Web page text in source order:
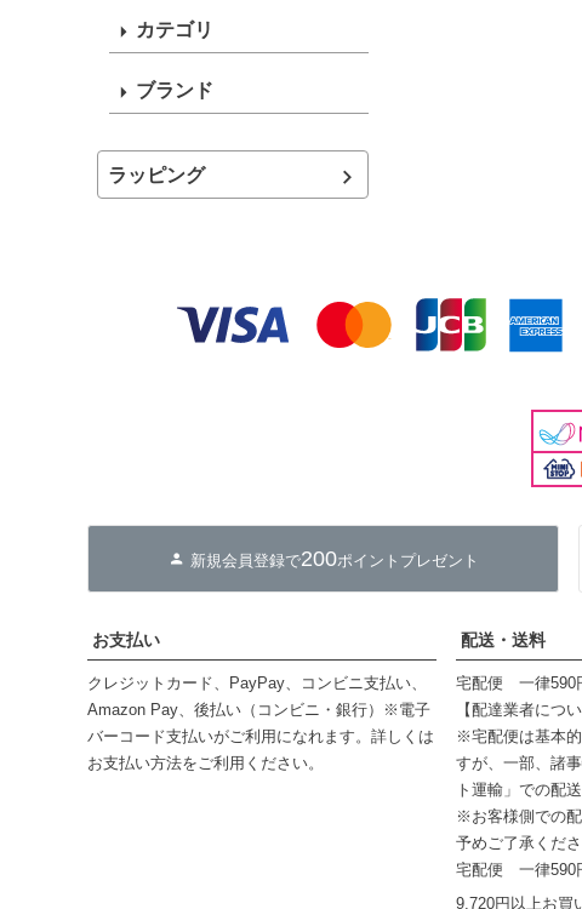
カテゴリ
ブランド
ラッピング
新規会員登録で200ポイントプレゼント
お支払い
クレジットカード、PayPay、コンビニ支払い、
Amazon Pay、後払い（コンビニ・銀行）※電子
バーコード支払いがご利用になれます。詳しくは
お支払い方法をご利用ください。
配送・送料
宅配便 一律590
【配達業者につい
※宅配便は基本
すが、一部、諸
ト運輸」での配
※お客様側での配
予めご了承くださ
宅配便 一律590
9,720円以上お買